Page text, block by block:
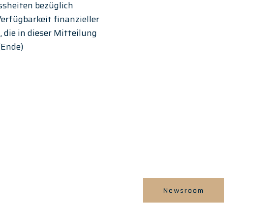
bezüglich
finanzieller
in dieser Mitteilung
Newsroom